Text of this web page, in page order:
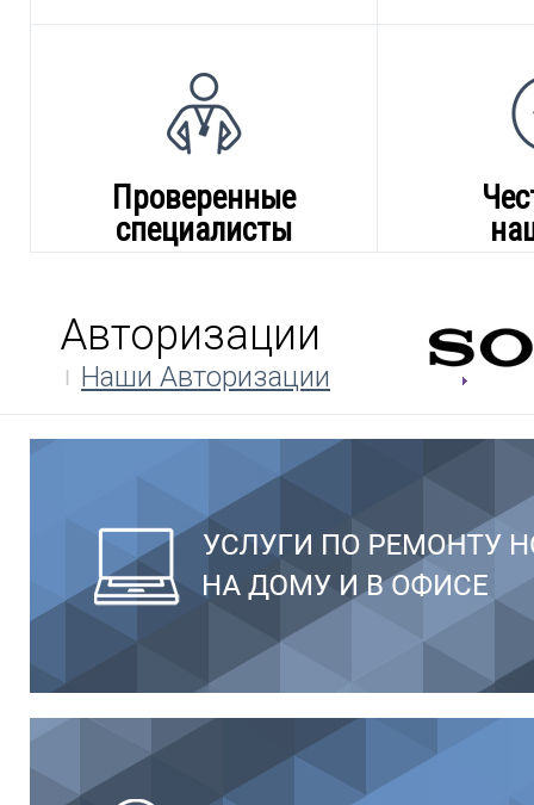
Проверенные
специалисты
Авторизации
Наши Авторизации